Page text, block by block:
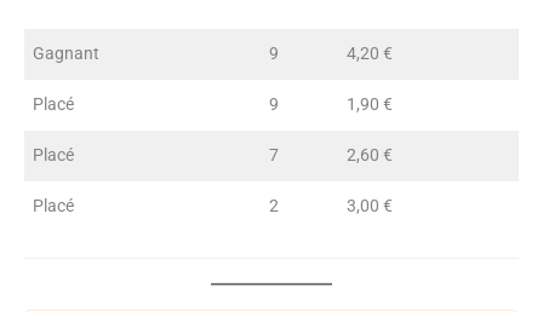
Gagnant 9 4,20 €
Placé 9 1,90 €
Placé 7 2,60 €
Placé 2 3,00 €